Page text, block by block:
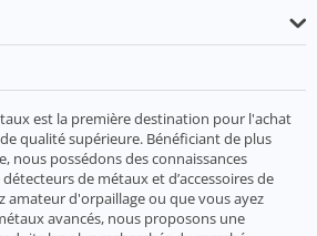
est la première destination pour l'achat
qualité supérieure. Bénéficiant de plus
nous possédons des connaissances
de métaux et d’accessoires de
amateur d'orpaillage ou que vous ayez
avancés, nous proposons une